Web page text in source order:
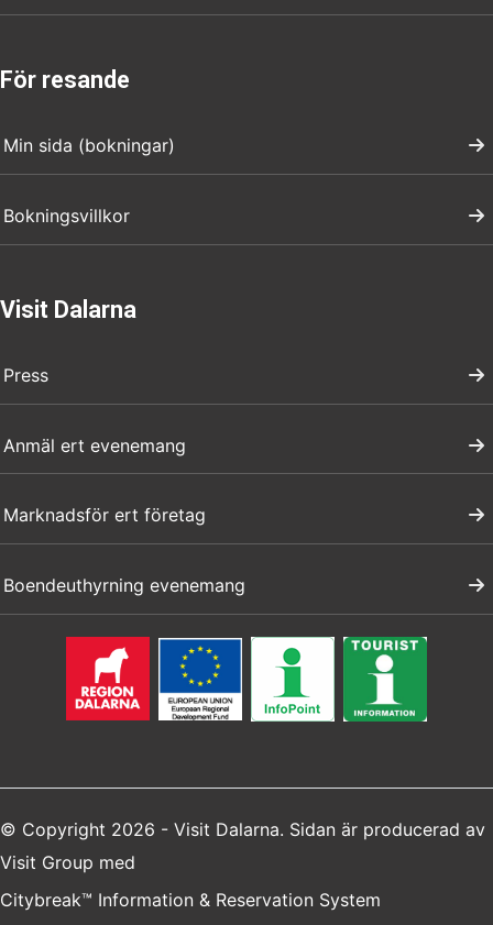
För resande
Min sida (bokningar)
Bokningsvillkor
Visit Dalarna
Press
Anmäl ert evenemang
Marknadsför ert företag
Boendeuthyrning evenemang
© Copyright 2026 - Visit Dalarna. Sidan är producerad av
Visit Group med
Citybreak™ Information & Reservation System